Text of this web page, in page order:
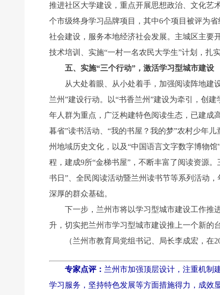
推进社区大学建设，重点开展思想政治、文化艺
个市级终身学习品牌项目，其中6个项目被评为
社会建设，服务本地经济社会发展。主城区主要
技术培训、实施“一村一名农民大学生”计划，扎
五、实施“三个行动”，激活学习型城市建设
从大处着眼、从小处着手，加强阅读阵地建设
兰州”建设行动。以“书香兰州”建设为牵引，创
年人群为重点，广泛构建特色阅读生态，已建成
暮省”读书活动、“我的书屋？我的梦”农村少年
州地域历史文化，以及“中国语言文字数字博物
程，建成9所“金梯书屋”，不断丰富了阅读资源
书日”、全民阅读活动暨兰州读书节等系列活动
深厚的群众基础。
下一步，兰州市将以学习型城市建设工作推进
升，切实把兰州市学习型城市建设推上一个新的
（兰州市教育局党组书记、局长李成宏，在
专家点评： 兰州市加强顶层设计，注重机制
学习服务，坚持特色发展等方面措施得力，成效